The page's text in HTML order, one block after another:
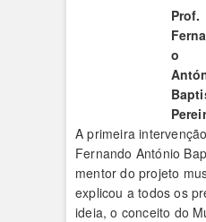
Prof.
o
A primeira
Fernando António
mentor do projeto
explicou a todos os
ideia, o conceito do